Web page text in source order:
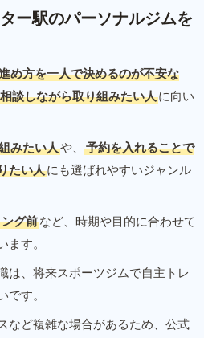
ー駅のパーソナルジムを
め方を一人で決めるのが不安な
談しながら取り組みたい人に向い
みたい人や、
予約を入れることで
たい人にも選ばれやすいジャンル
グ前など、時期や目的に合わせて
す。
は、将来スポーツジムで自主トレ
す。
など複雑な場合があるため、公式